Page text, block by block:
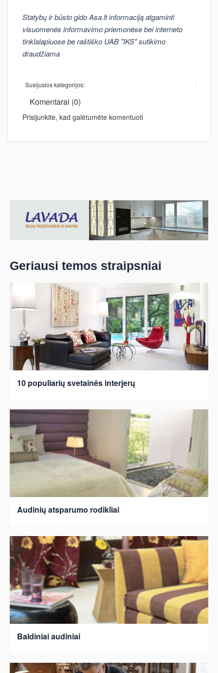
Statybų ir būsto gido Asa.lt informaciją atgaminti
visuomenės informavimo priemonėse bei interneto
tinklalapiuose be raštiško UAB "IKS" sutikimo
draudžiama
Susijusios kategorijos:
Komentarai (0)
Prisijunkite, kad galėtumėte komentuoti
Geriausi temos straipsniai
10 populiarių svetainės interjerų
Audinių atsparumo rodikliai
Baldiniai audiniai